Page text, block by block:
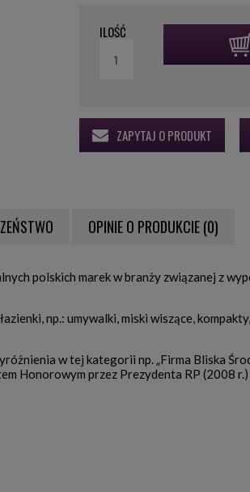
ILOŚĆ
ZAPYTAJ O PRODUKT
OPINIE O PRODUKCIE (0)
polskich marek w branży związanej z
np.: umywalki, miski wiszące,
w tej kategorii np. „Firma Bliska
Honorowym przez Prezydenta RP (2008 r.)